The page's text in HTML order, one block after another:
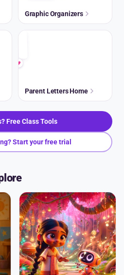
Graphic Organizers
Parent Letters Home
Free Class Tools
Start your free trial